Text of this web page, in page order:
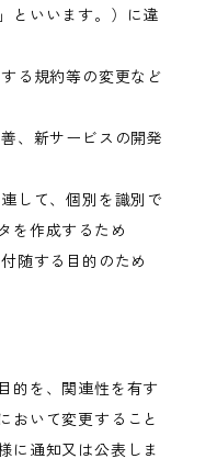
といいます。）に違
る規約等の変更など
、新サービスの開発
して、個別を識別で
を作成するため
随する目的のため
的を、関連性を有す
おいて変更すること
に通知又は公表しま